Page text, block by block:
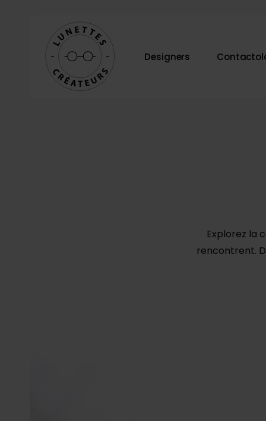
Designers
Explorez la
rencontrent.